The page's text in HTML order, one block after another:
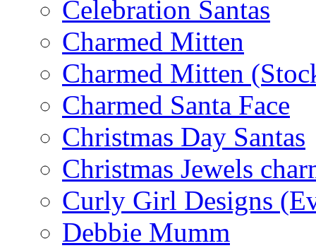
Celebration Santas
Charmed Mitten
Charmed Mitten
Charmed Santa Face
Christmas Day Santas
Christmas Jewels
Curly Girl Designs
Debbie Mumm